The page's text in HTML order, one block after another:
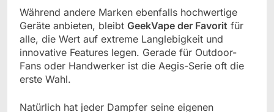
Während andere Marken ebenfalls hochwertige
Geräte anbieten, bleibt GeekVape der Favorit für
alle, die Wert auf extreme Langlebigkeit und
innovative Features legen. Gerade für Outdoor-
Fans oder Handwerker ist die Aegis-Serie oft die
erste Wahl.
Natürlich hat jeder Dampfer seine eigenen